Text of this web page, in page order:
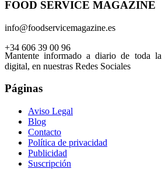
FOOD SERVICE MAGAZINE
info@foodservicemagazine.es
+34 606 39 00 96
Mantente informado a diario de toda la
digital, en nuestras Redes Sociales
Páginas
Aviso Legal
Blog
Contacto
Política de privacidad
Publicidad
Suscripción